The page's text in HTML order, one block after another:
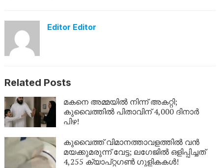
Editor Editor
Related Posts
മകനെ അമ്മയിൽ നിന്ന് അകറ്റി;
കുവൈത്തിൽ പിതാവിന് 4,000 ദിനാർ
പിഴ!
കുവൈത്ത് വിമാനത്താവളത്തിൽ വൻ
മയക്കുമരുന്ന് വേട്ട; ലഗേജിൽ ഒളിപ്പിച്ചത്
4,255 ക്യാപ്റ്റഗൺ ഗുളികകൾ!